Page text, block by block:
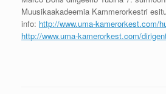
Muusikaakadeemia Kammerorkestri
info: http://www.uma-kamerorkest.com/
http://www.uma-kamerorkest.com/